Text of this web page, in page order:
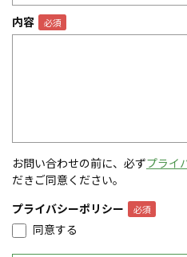
内容
お問い合わせの前に、必ずプライ
だきご同意ください。
プライバシーポリシー
同意する